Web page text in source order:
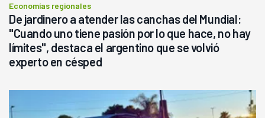
Economías regionales
De jardinero a atender las canchas del Mundial:
"Cuando uno tiene pasión por lo que hace, no hay
límites", destaca el argentino que se volvió
experto en césped